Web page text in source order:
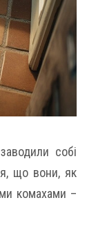
собі
що вони, як
комахами –